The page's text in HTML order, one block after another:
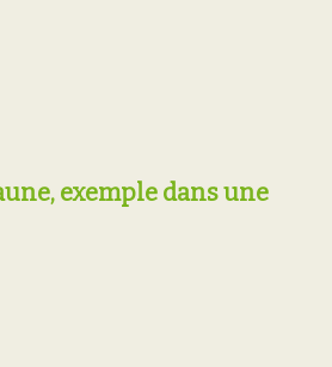
exemple dans une